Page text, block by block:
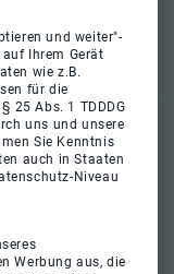
und weiter"-
Ihrem Gerät
wie z.B.
für die
25 Abs. 1 TDDDG
uns und unsere
Sie Kenntnis
auch in Staaten
Niveau
Werbung aus, die